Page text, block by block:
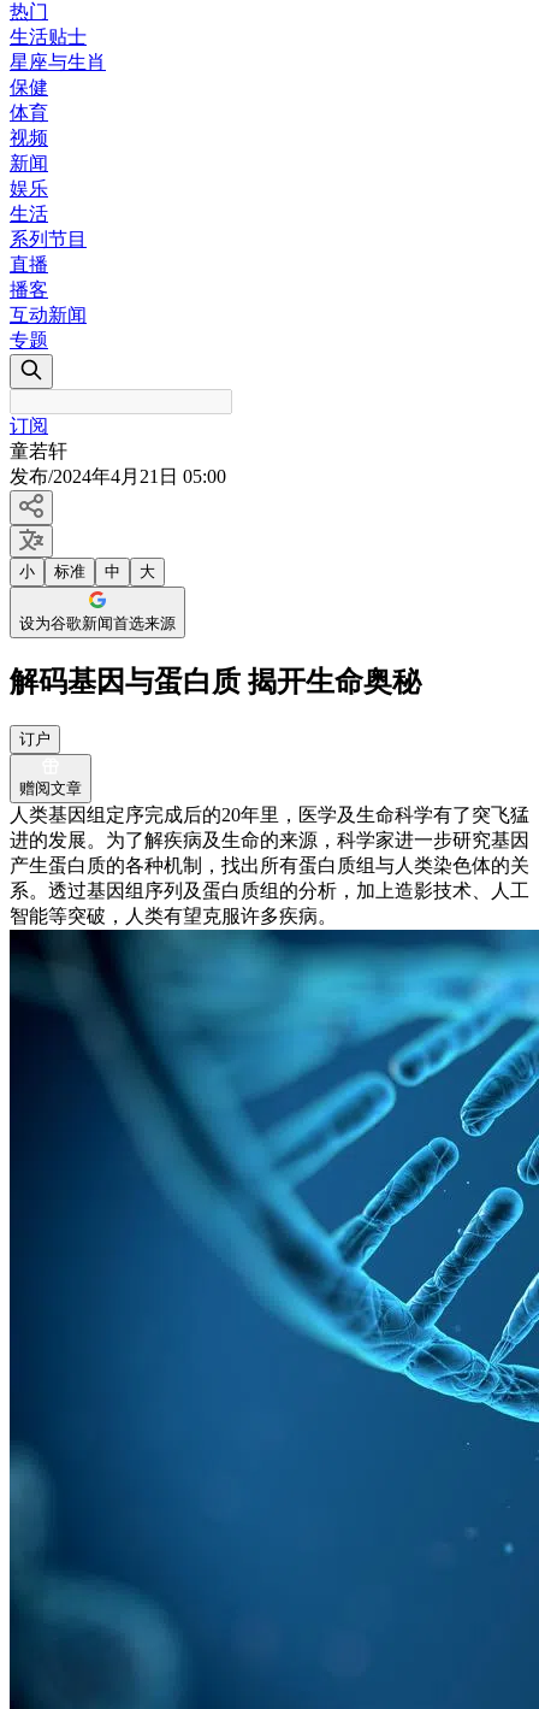
热门
生活贴士
星座与生肖
保健
体育
视频
新闻
娱乐
生活
系列节目
直播
播客
互动新闻
专题
订阅
童若轩
发布/2024年4月21日 05:00
小 标准 中 大
设为谷歌新闻首选来源
解码基因与蛋白质 揭开生命奥秘
订户
赠阅文章
人类基因组定序完成后的20年里，医学及生命科学有了突飞猛
进的发展。为了解疾病及生命的来源，科学家进一步研究基因
产生蛋白质的各种机制，找出所有蛋白质组与人类染色体的关
系。透过基因组序列及蛋白质组的分析，加上造影技术、人工
智能等突破，人类有望克服许多疾病。